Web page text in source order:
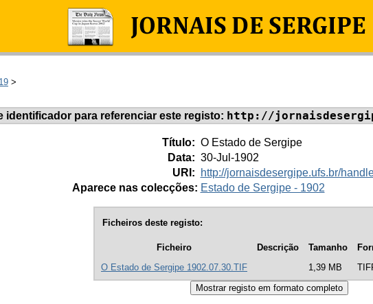
>
identificador para referenciar este registo: http://
Título: O Estado de Sergipe
Data: 30-Jul-1902
URI:
http://jornaisdesergipe.ufs.br/
Aparece nas colecções: Estado de Sergipe - 1902
Ficheiros deste registo:
Ficheiro Descrição Tamanho
O Estado de Sergipe 1902.07.30.TIF
1,39 MB